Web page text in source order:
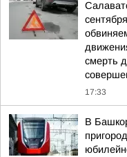
смерть
17:33
В